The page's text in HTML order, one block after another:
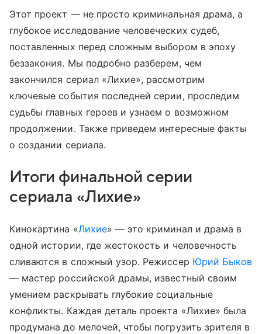
Этот проект — не просто криминальная драма, а
глубокое исследование человеческих судеб,
поставленных перед сложным выбором в эпоху
беззакония. Мы подробно разберем, чем
закончился сериал «Лихие», рассмотрим
ключевые события последней серии, проследим
судьбы главных героев и узнаем о возможном
продолжении. Также приведем интересные факты
о создании сериала.
Итоги финальной серии
сериала «Лихие»
Кинокартина «Лихие» — это криминал и драма в
одной истории, где жестокость и человечность
сливаются в сложный узор. Режиссер Юрий Быков
— мастер российской драмы, известный своим
умением раскрывать глубокие социальные
конфликты. Каждая деталь проекта «Лихие» была
продумана до мелочей, чтобы погрузить зрителя в